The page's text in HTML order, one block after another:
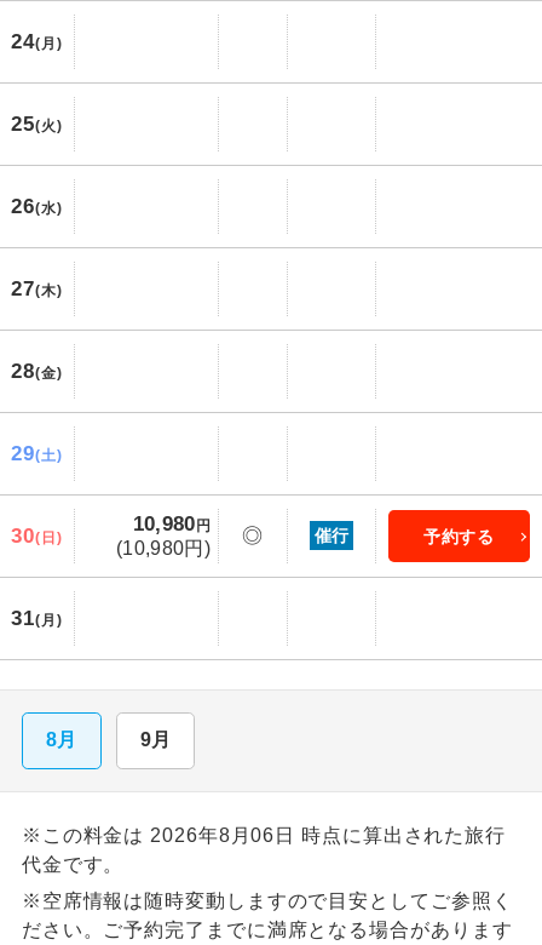
24(月)
25(火)
26(水)
27(木)
28(金)
29(土)
30(日)
10,980 円
(10,980円)
◎ 催行 予約する
31(月)
8月 9月
※この料金は 2026年8月06日 時点に算出された旅行
代金です。
※空席情報は随時変動しますので目安としてご参照く
ださい。ご予約完了までに満席となる場合があります